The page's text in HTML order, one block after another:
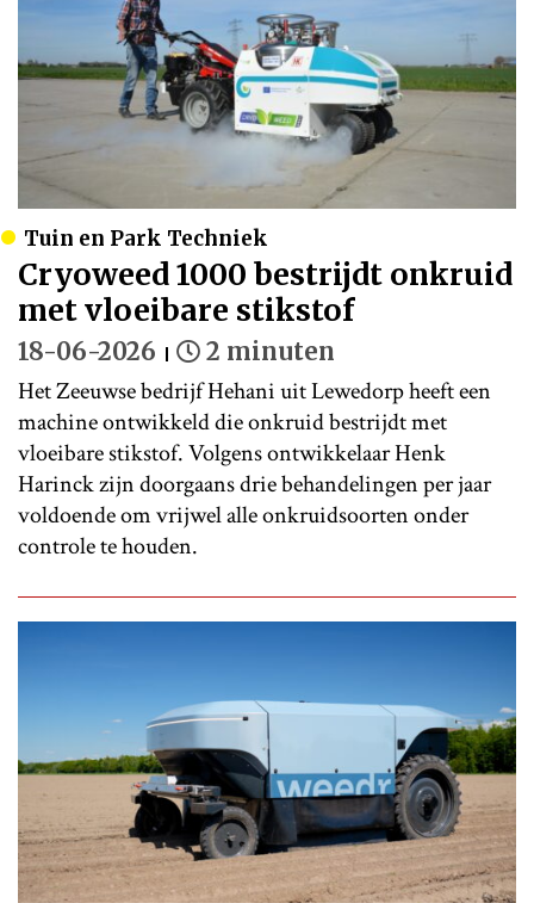
Tuin en Park Techniek
Cryoweed 1000 bestrijdt onkruid
met vloeibare stikstof
18-06-2026 2 minuten
Het Zeeuwse bedrijf Hehani uit Lewedorp heeft een
machine ontwikkeld die onkruid bestrijdt met
vloeibare stikstof. Volgens ontwikkelaar Henk
Harinck zijn doorgaans drie behandelingen per jaar
voldoende om vrijwel alle onkruidsoorten onder
controle te houden.